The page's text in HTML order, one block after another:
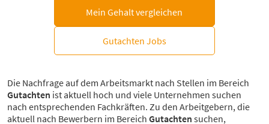
Mein Gehalt vergleichen
Gutachten Jobs
Die Nachfrage auf dem Arbeitsmarkt nach Stellen im Bereich
Gutachten ist aktuell hoch und viele Unternehmen suchen
nach entsprechenden Fachkräften. Zu den Arbeitgebern, die
aktuell nach Bewerbern im Bereich Gutachten suchen,